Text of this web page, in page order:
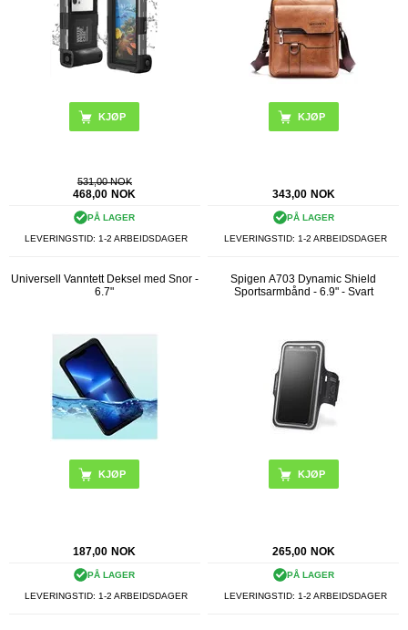
KJØP
531,00 NOK
468,00 NOK
PÅ LAGER
LEVERINGSTID: 1-2 ARBEIDSDAGER
KJØP
343,00 NOK
PÅ LAGER
LEVERINGSTID: 1-2 ARBEIDSDAGER
Universell Vanntett Deksel med Snor -
6.7"
KJØP
187,00 NOK
PÅ LAGER
LEVERINGSTID: 1-2 ARBEIDSDAGER
Spigen A703 Dynamic Shield
Sportsarmbånd - 6.9" - Svart
265,00 NOK
PÅ LAGER
LEVERINGSTID: 1-2 ARBEIDSDAGER